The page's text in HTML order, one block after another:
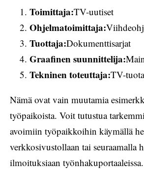
Toimittaja:TV-uutiset
Ohjelmatoimittaja:
Tuottaja:Dokumenttisarjat
Graafinen suunnittelija:
Tekninen toteuttaja:TV-
Nämä ovat vain muutamia
työpaikoista. Voit tutustua
avoimiin työpaikkoihin käymällä
verkkosivustollaan tai seuraamalla
ilmoituksiaan työnhakuportaaleissa.